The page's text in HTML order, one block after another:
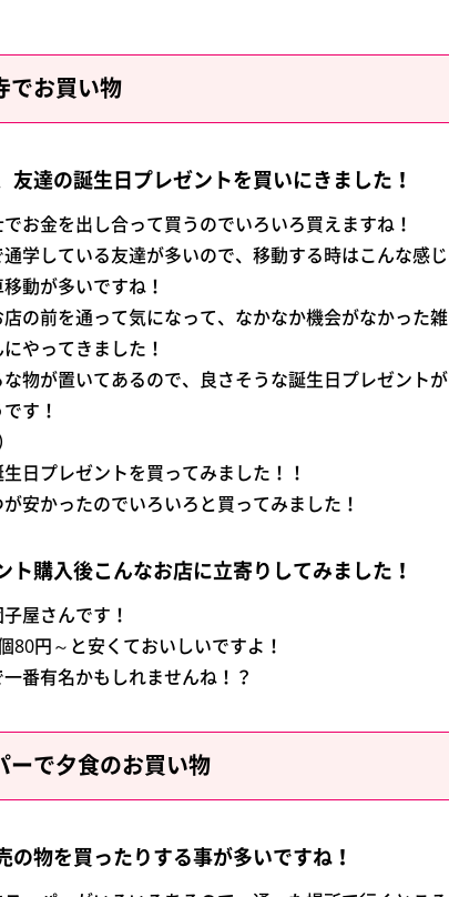
でお買い物
友達の誕生日プレゼントを買いにきました！
お金を出し合って買うのでいろいろ買えますね！
通学している友達が多いので、移動する時はこんな感じ
動が多いですね！
の前を通って気になって、なかなか機会がなかった雑
やってきました！
な物が置いてあるので、良さそうな誕生日プレゼントが
す！
日プレゼントを買ってみました！！
安かったのでいろいろと買ってみました！
ト購入後こんなお店に立寄りしてみました！
屋さんです！
80円～と安くておいしいですよ！
番有名かもしれませんね！？
ーで夕食のお買い物
の物を買ったりする事が多いですね！